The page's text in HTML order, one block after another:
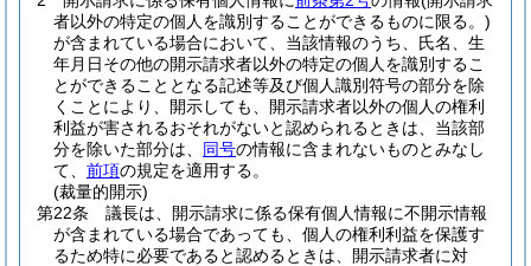
者以外の特定の個人を識別することができるものに限る。)
が含まれている場合において、当該情報のうち、氏名、生
年月日その他の開示請求者以外の特定の個人を識別するこ
とができることとなる記述等及び個人識別符号の部分を除
くことにより、開示しても、開示請求者以外の個人の権利
利益が害されるおそれがないと認められるときは、当該部
分を除いた部分は、 同号の情報に含まれないものとみなし
て、 前項の規定を適用する。
(裁量的開示)
第22条
議長は、開示請求に係る保有個人情報に不開示情報
が含まれている場合であっても、個人の権利利益を保護す
るため特に必要であると認めるときは、開示請求者に対